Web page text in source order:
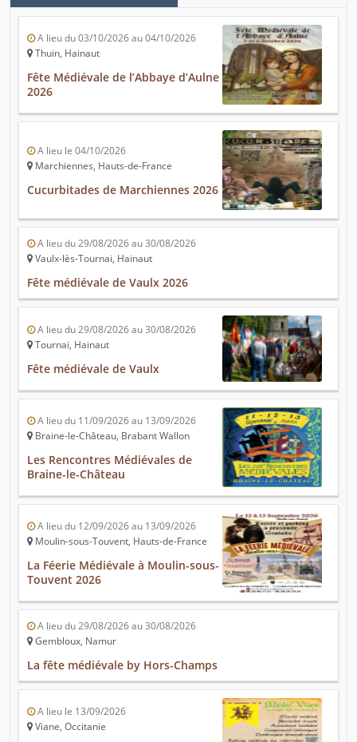
A lieu du 03/10/2026 au 04/10/2026
Thuin, Hainaut
Fête Médiévale de l’Abbaye d’Aulne
2026
A lieu le 04/10/2026
Marchiennes, Hauts-de-France
Cucurbitades de Marchiennes 2026
A lieu du 29/08/2026 au 30/08/2026
Vaulx-lès-Tournai, Hainaut
Fête médiévale de Vaulx 2026
A lieu du 29/08/2026 au 30/08/2026
Tournai, Hainaut
Fête médiévale de Vaulx
A lieu du 11/09/2026 au 13/09/2026
Braine-le-Château, Brabant Wallon
Les Rencontres Médiévales de
Braine-le-Château
A lieu du 12/09/2026 au 13/09/2026
Moulin-sous-Touvent, Hauts-de-France
La Féerie Médiévale à Moulin-sous-
Touvent 2026
A lieu du 29/08/2026 au 30/08/2026
Gembloux, Namur
La fête médiévale by Hors-Champs
A lieu le 13/09/2026
Viane, Occitanie